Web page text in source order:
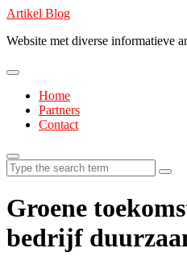
Artikel Blog
Website met diverse informatieve
Home
Partners
Contact
Search
for:
Groene
bedrijf